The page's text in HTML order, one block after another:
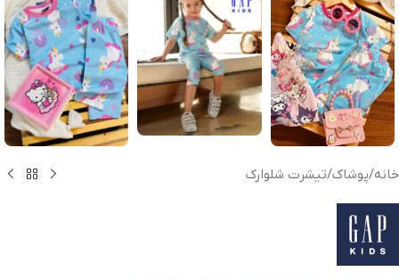
خانه/پوشاک/تیشرت شلوارک